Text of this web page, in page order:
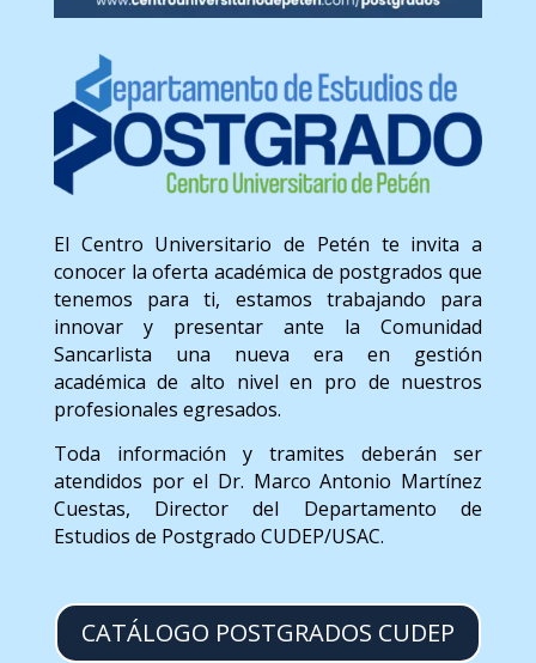
El Centro Universitario de Petén te invita a
conocer la oferta académica de postgrados que
tenemos para ti, estamos trabajando para
innovar y presentar ante la Comunidad
Sancarlista una nueva era en gestión
académica de alto nivel en pro de nuestros
profesionales egresados.
Toda información y tramites deberán ser
atendidos por el Dr. Marco Antonio Martínez
Cuestas, Director del Departamento de
Estudios de Postgrado CUDEP/USAC.
CATÁLOGO POSTGRADOS CUDEP